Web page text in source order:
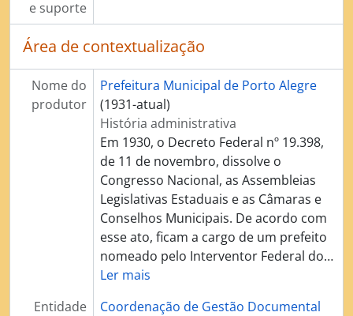
e suporte
Área de contextualização
Nome do
produtor
Prefeitura Municipal de Porto Alegre
(1931-atual)
História administrativa
Em 1930, o Decreto Federal nº 19.398,
de 11 de novembro, dissolve o
Congresso Nacional, as Assembleias
Legislativas Estaduais e as Câmaras e
Conselhos Municipais. De acordo com
esse ato, ficam a cargo de um prefeito
nomeado pelo Interventor Federal do…
Ler mais
Entidade
Coordenação de Gestão Documental